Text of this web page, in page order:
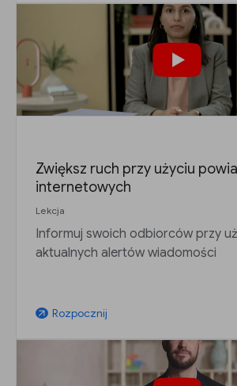
Zwiększ ruch przy użyciu
internetowych
Lekcja
Informuj swoich odbiorców przy
aktualnych alertów wiadomości
arrow_outward Rozpocznij